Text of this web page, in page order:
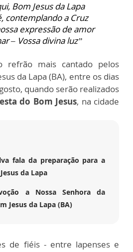
Bom Jesus da Lapa
contemplando a Cruz
expressão de amor
– Vossa divina luz”
refrão mais cantado pelos
da Lapa (BA), entre os dias
quando serão realizados
do Bom Jesus, na cidade
fala da preparação para a
da Lapa
a Nossa Senhora da
Jesus da Lapa (BA)
de fiéis - entre lapenses e